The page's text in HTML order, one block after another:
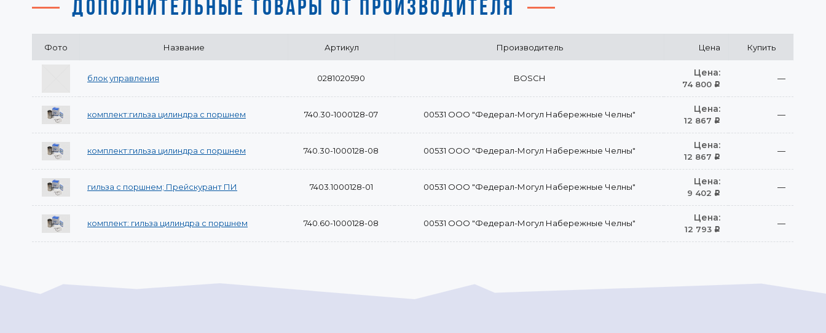
ДОПОЛНИТЕЛЬНЫЕ ТОВАРЫ ОТ ПРОИЗВОДИТЕЛЯ
Фото Название Артикул Производитель Цена Купить
блок управления 0281020590 BOSCH Цена:
74 800 Р
—
комплект:гильза цилиндра с поршнем 740.30-1000128-07 00531 ООО "Федерал-Могул Набережные Челны" Цена:
12 867 Р
—
комплект:гильза цилиндра с поршнем 740.30-1000128-08 00531 ООО "Федерал-Могул Набережные Челны" Цена:
12 867 Р
—
гильза с поршнем; Прейскурант ПИ 7403.1000128-01 00531 ООО "Федерал-Могул Набережные Челны" Цена:
9 402 Р
—
комплект: гильза цилиндра с поршнем 740.60-1000128-08 00531 ООО "Федерал-Могул Набережные Челны" Цена:
12 793 Р
—